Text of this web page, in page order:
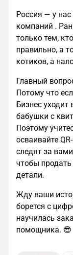
Россия — у нас
компаний .
только тем,
правильно, а
котиков, а
Главный
Потому что
Бизнес уходит
бабушки с
Поэтому
осваивайте
следят за
чтобы
детали.
Жду ваши
борется с
научилась
помощника. 😎